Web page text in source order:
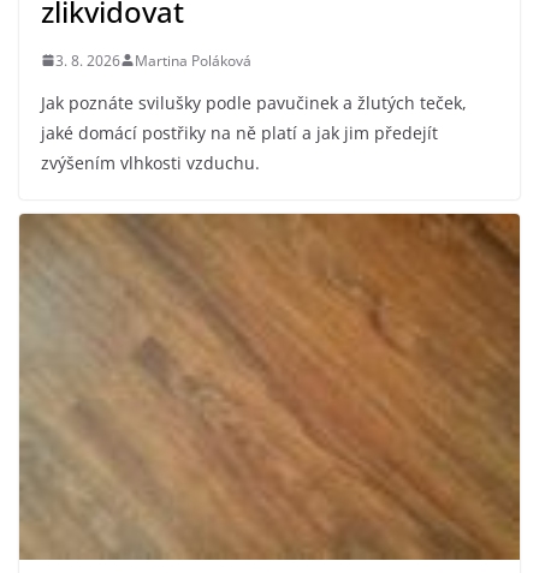
zlikvidovat
3. 8. 2026 Martina Poláková
Jak poznáte svilušky podle pavučinek a žlutých teček,
jaké domácí postřiky na ně platí a jak jim předejít
zvýšením vlhkosti vzduchu.